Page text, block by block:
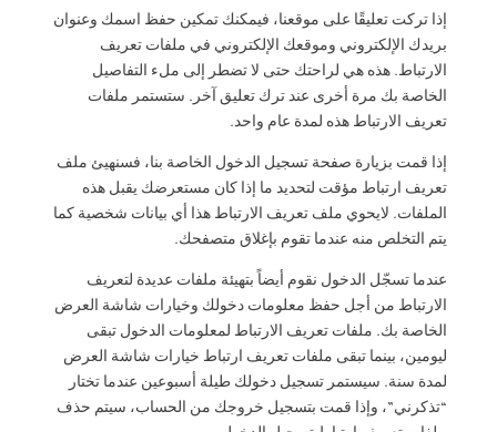
إذا تركت تعليقًا على موقعنا، فيمكنك تمكين حفظ اسمك وعنوان
بريدك الإلكتروني وموقعك الإلكتروني في ملفات تعريف
الارتباط. هذه هي لراحتك حتى لا تضطر إلى ملء التفاصيل
الخاصة بك مرة أخرى عند ترك تعليق آخر. ستستمر ملفات
تعريف الارتباط هذه لمدة عام واحد.
إذا قمت بزيارة صفحة تسجيل الدخول الخاصة بنا، فسنهيئ ملف
تعريف ارتباط مؤقت لتحديد ما إذا كان مستعرضك يقبل هذه
الملفات. لايحوي ملف تعريف الارتباط هذا أي بيانات شخصية كما
يتم التخلص منه عندما تقوم بإغلاق متصفحك.
عندما تسجّل الدخول نقوم أيضاً بتهيئة ملفات عديدة لتعريف
الارتباط من أجل حفظ معلومات دخولك وخيارات شاشة العرض
الخاصة بك. ملفات تعريف الارتباط لمعلومات الدخول تبقى
ليومين، بينما تبقى ملفات تعريف ارتباط خيارات شاشة العرض
لمدة سنة. سيستمر تسجيل دخولك طيلة أسبوعين عندما تختار
“تذكرني”، وإذا قمت بتسجيل خروجك من الحساب، سيتم حذف